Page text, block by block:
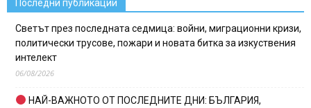
Последни публикации
Светът през последната седмица: войни, миграционни кризи,
политически трусове, пожари и новата битка за изкуствения
интелект
06/08/2026
НАЙ-ВАЖНОТО ОТ ПОСЛЕДНИТЕ ДНИ: БЪЛГАРИЯ,